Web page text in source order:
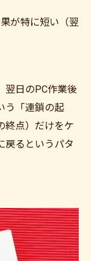
が特に短い（翌
翌日のPC作業後
う「連鎖の起
終点）だけをケ
戻るというパタ